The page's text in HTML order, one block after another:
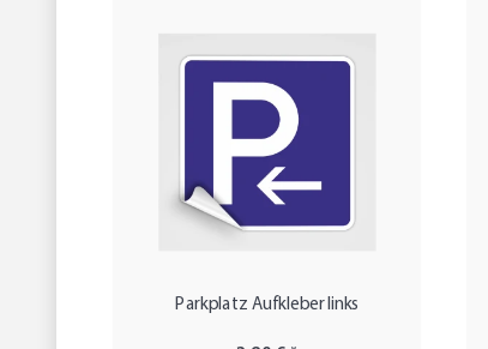
Parkplatz Aufkleber links